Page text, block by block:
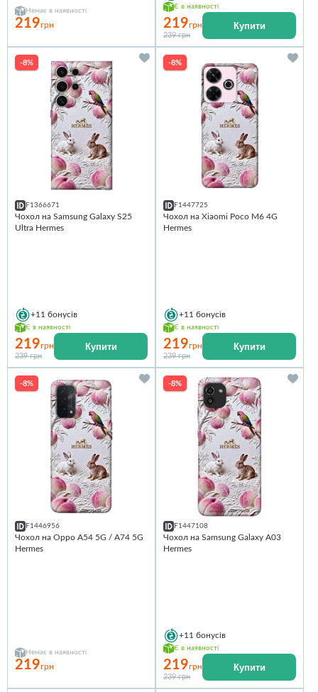
Немає в наявності
219грн
Є в наявності
219грн
239 грн
Купити
-8%
F1366671
Чохол на Samsung Galaxy S25
Ultra Hermes
+11 бонусів
Є в наявності
219грн
239 грн
Купити
-8%
F1447725
Чохол на Xiaomi Poco M6 4G
Hermes
+11 бонусів
Є в наявності
219грн
239 грн
Купити
-8%
F1446956
Чохол на Oppo A54 5G / A74 5G
Hermes
Немає в наявності
219грн
-8%
F1447108
Чохол на Samsung Galaxy A03
Hermes
+11 бонусів
Є в наявності
219грн
239 грн
Купити